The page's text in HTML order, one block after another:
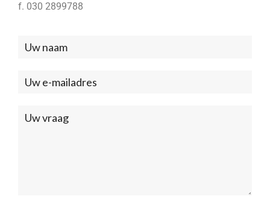
f. 030 2899788
Neem
met
ons